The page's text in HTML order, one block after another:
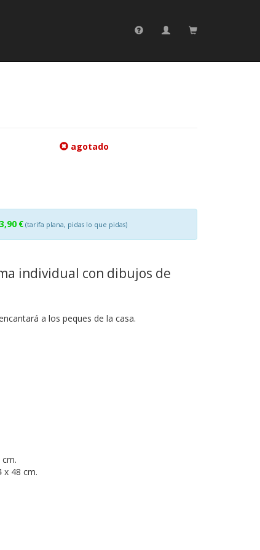
agotado
3,90 € (tarifa plana, pidas lo que pidas)
individual con dibujos de
a los peques de la casa.
x 48 cm.